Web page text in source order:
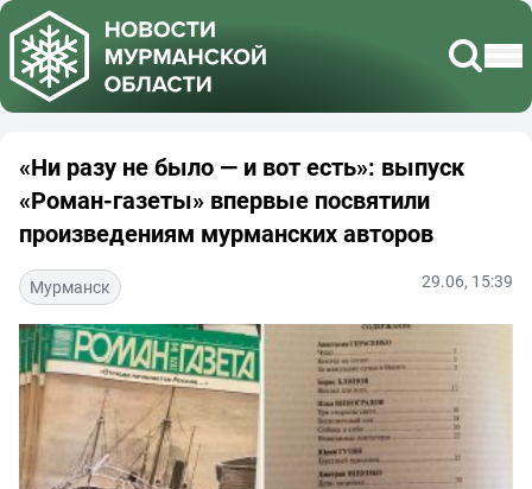
«Ни разу не было — и вот есть»: выпуск
«Роман-газеты» впервые посвятили
произведениям мурманских авторов
Мурманск 29.06, 15:39